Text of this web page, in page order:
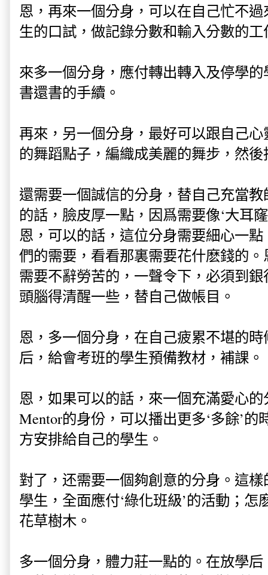
恩，再來一個分身，可以在自己忙不
生的口試，做記錄分數和輸入分數的工
來多一個分身，應付轉出轉入及停學
書還書的手續。
再來，另一個分身，最好可以跟自己
的舞蹈點子，編織成美麗的舞步，然
還需要一個誠信的分身，替自己充當
的話，臉皮厚一點，因爲需要像‘大耳
恩，可以的話，這位分身需要細心一
們的需要，看看那裏需要花什麽錢的
需要不辭勞苦的，一聲令下，必須到
頭腦得清醒一些，替自己做帳目。
恩，多一個分身，在自己疲累不堪的
后，給會考班的學生預備教材，補課。
恩，如果可以的話，來一個充滿愛心
Mentor的身份，可以播出更多‘多餘’
方安排給自己的學生。
對了，还需要一個夠創意的分身。這
學生，全面應付‘綠化班級’的活動；
花草樹木。
多一個分身，體力莊一點的。在放學